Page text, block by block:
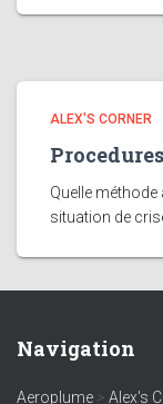
ALEX'S CORNER
Quelle
situation de
Navigation
Aeroplume > Alex's